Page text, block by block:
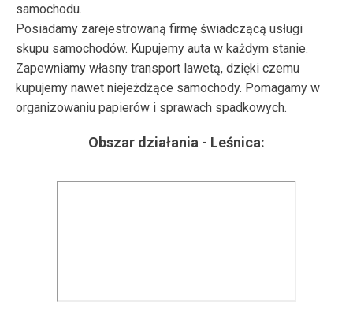
samochodu.
Posiadamy zarejestrowaną firmę świadczącą usługi
skupu samochodów. Kupujemy auta w każdym stanie.
Zapewniamy własny transport lawetą, dzięki czemu
kupujemy nawet niejeżdżące samochody. Pomagamy w
organizowaniu papierów i sprawach spadkowych.
Obszar działania - Leśnica: